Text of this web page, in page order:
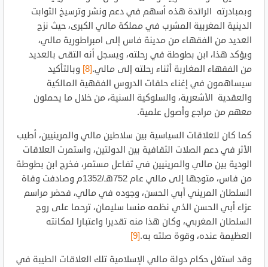
وبمبادرته الرائدة هذه أسهم في دعم ونشر وترسيخ الثوابت
الدينية المغربية المشرب في مملكة مالي الكبرى، حيث نزح
العديد من الفقهاء من مدينة فاس إلى امبراطورية مالي،
ويؤكد هذا، ابن بطوطة في رحلته، ويسجل أنه التقى بالعديد
من الفقهاء المغاربة أثناء رحلته إلى مالي.[8]
وبالتأكيد
سيساهمون في إغناء حلقات الدروس الفقهية المالكية
والعقدية الأشعرية، والسلوكية السنية، من خلال ما يحملون
معهم من مراجع وأصول علمية.
كما كان للعلاقات السياسية بين سلاطين مالي والمرينيين، أطيب
الأثر في دعم الصلات الثقافية بين الدولتين، واستمرت العلاقات
الودية بين مالي والمرينيين في تفاعل مستمر، فخرج ابن بطوطة
من فاس، متوجها إلى مالي عام 752هـ/1352م وصادفت وفاة
السلطان المريني أبي الحسن، وجوده في مالي، فحضر مراسم
عزاء أبي الحسن الذي نظمه منسا سليمان، ترحما على روح
السلطان المغربي، وكان هذا منه تقديرا واعتبارا لمكانته
العظيمة عنده، وقوة صلته به.[9]
وقد استغل حكام دولة مالي الإسلامية تلك العلاقات الطيبة في